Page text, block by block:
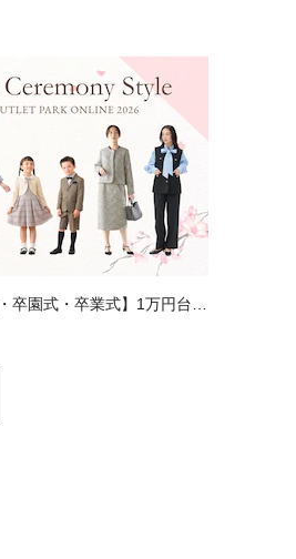
卒園式・卒業式】1万円台で
ウトレットパーク オンライ